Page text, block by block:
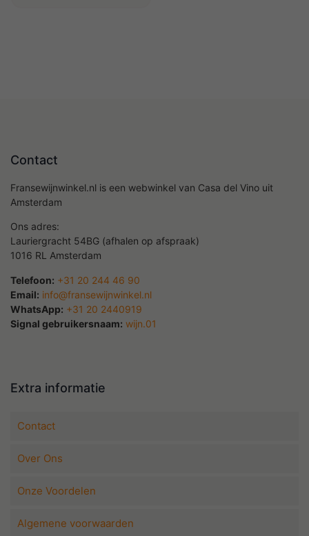
Contact
Fransewijnwinkel.nl is een webwinkel van Casa del Vino uit
Amsterdam
Ons adres:
Lauriergracht 54BG (afhalen op afspraak)
1016 RL Amsterdam
Telefoon: +31 20 244 46 90
Email: info@fransewijnwinkel.nl
WhatsApp: +31 20 2440919
Signal gebruikersnaam: wijn.01
Extra informatie
Contact
Over Ons
Onze Voordelen
Algemene voorwaarden